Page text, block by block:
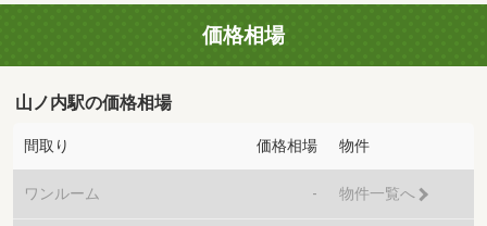
価格相場
山ノ内駅の価格相場
間取り 価格相場 物件
ワンルーム - 物件一覧へ